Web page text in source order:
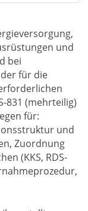
und
bei
für die
831 (mehrteilig)
für:
und
Zuordnung
(KKS, RDS-